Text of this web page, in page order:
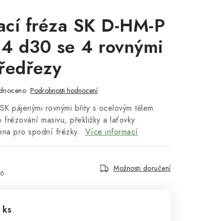
fréza SK D-HM-P
d30 se 4 rovnými
Podrobnosti hodnocení
pájenými rovnými břity s ocelovým tělem.
masivu, překližky a laťovky.
pro spodní frézky. Více informací
Možnosti doručení